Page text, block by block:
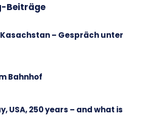
Beiträge
– Gespräch unter
Bahnhof
USA, 250 years – and what is